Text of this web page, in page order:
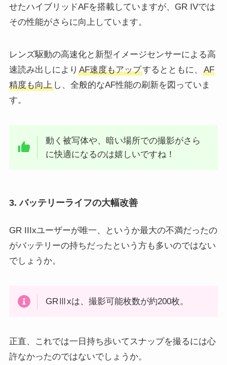
せたハイブリッドAFを搭載していますが、GR IVでは
その性能がさらに向上しています。
レンズ駆動の高速化と新型イメージセンサーによる高
速読み出しにより AF速度もアップするとともに、
AF
精度も向上し、全般的なAF性能の刷新を図っていま
す。
動く被写体や、暗い場所での撮影がさら
に快適になるのは嬉しいですね！
3. バッテリーライフの大幅改善
GR IIIxユーザーが唯一、というか最大の不満だったの
がバッテリーの持ちだったという方も多いのではない
でしょうか。
GRⅢxは、撮影可能枚数が約200枚。
正直、これでは一日持ち歩いてスナップを撮るには心
許なかったのではないでしょうか。